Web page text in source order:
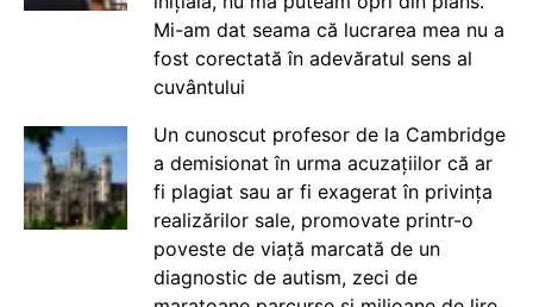
Mi-am dat seama că lucrarea mea nu a
fost corectată în adevăratul sens al
cuvântului
Un cunoscut profesor de la Cambridge
a demisionat în urma acuzațiilor că ar
fi plagiat sau ar fi exagerat în privința
realizărilor sale, promovate printr-o
poveste de viață marcată de un
diagnostic de autism, zeci de